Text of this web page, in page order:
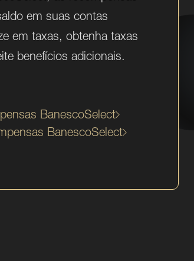
em suas contas
em taxas, obtenha taxas
benefícios adicionais.
BanescoSelect
BanescoSelect